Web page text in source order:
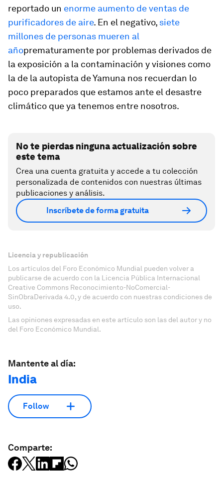
reportado un enorme aumento de ventas de
purificadores de aire. En el negativo, siete
millones de personas mueren al
añoprematuramente por problemas derivados de
la exposición a la contaminación y visiones como
la de la autopista de Yamuna nos recuerdan lo
poco preparados que estamos ante el desastre
climático que ya tenemos entre nosotros.
No te pierdas ninguna actualización sobre
este tema
Crea una cuenta gratuita y accede a tu colección
personalizada de contenidos con nuestras últimas
publicaciones y análisis.
Inscríbete de forma gratuita
Licencia y republicación
Los artículos del Foro Económico Mundial pueden volver a
publicarse de acuerdo con la Licencia Pública Internacional
Creative Commons Reconocimiento-NoComercial-
SinObraDerivada 4.0, y de acuerdo con nuestras condiciones de
uso.
Las opiniones expresadas en este artículo son las del autor y no
del Foro Económico Mundial.
Mantente al día:
India
Follow
Comparte: